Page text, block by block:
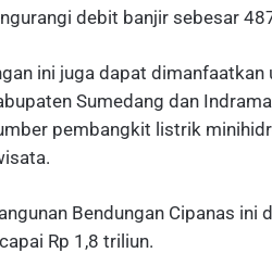
debit banjir sebesar
ini juga dapat dimanfaatkan
Sumedang dan
pembangkit listrik
Bendungan Cipanas ini
Rp 1,8 triliun.